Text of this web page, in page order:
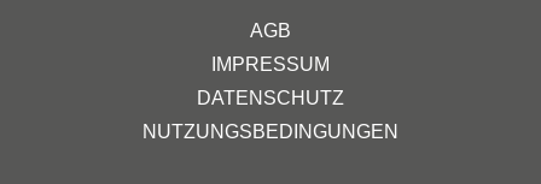
AGB
IMPRESSUM
DATENSCHUTZ
NUTZUNGSBEDINGUNGEN